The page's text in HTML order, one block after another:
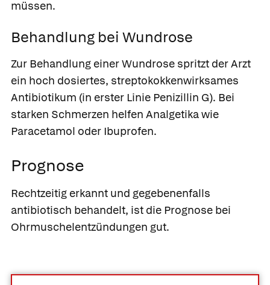
müssen.
Behandlung bei Wundrose
Zur Behandlung einer Wundrose spritzt der Arzt
ein hoch dosiertes, streptokokkenwirksames
Antibiotikum (in erster Linie Penizillin G). Bei
starken Schmerzen helfen Analgetika wie
Paracetamol oder Ibuprofen.
Prognose
Rechtzeitig erkannt und gegebenenfalls
antibiotisch behandelt, ist die Prognose bei
Ohrmuschelentzündungen gut.